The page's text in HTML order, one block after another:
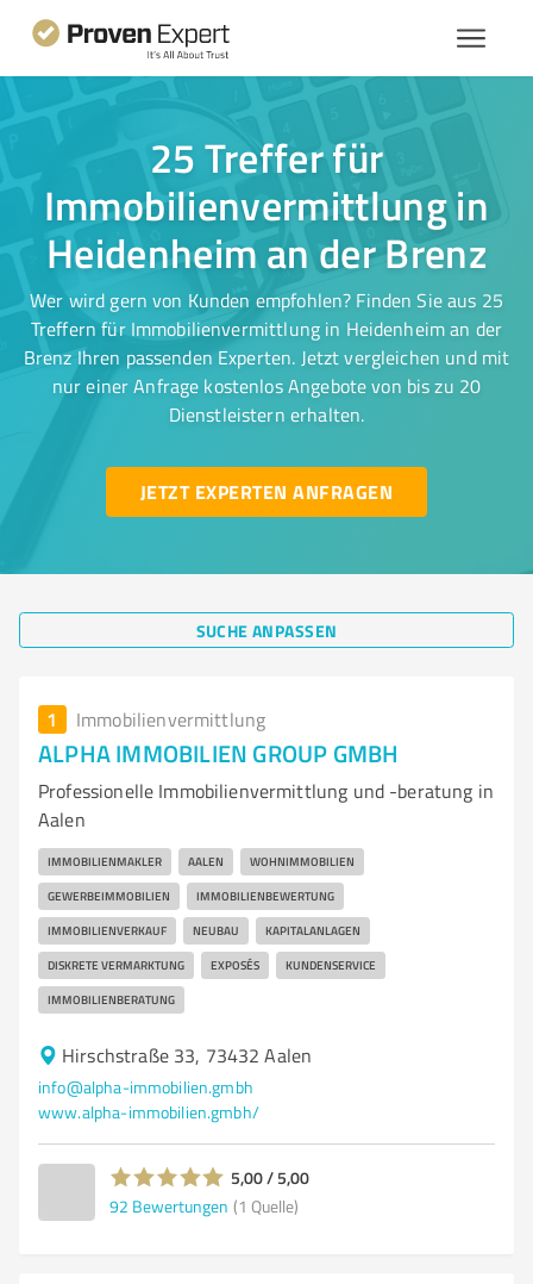
25 Treffer für
Immobilienvermittlung in
Heidenheim an der Brenz
Wer wird gern von Kunden empfohlen? Finden Sie aus 25
Treffern für Immobilienvermittlung in Heidenheim an der
Brenz Ihren passenden Experten. Jetzt vergleichen und mit
nur einer Anfrage kostenlos Angebote von bis zu 20
Dienstleistern erhalten.
JETZT EXPERTEN ANFRAGEN
SUCHE ANPASSEN
1 Immobilienvermittlung
ALPHA IMMOBILIEN GROUP GMBH
Professionelle Immobilienvermittlung und -beratung in
Aalen
IMMOBILIENMAKLER AALEN WOHNIMMOBILIEN
GEWERBEIMMOBILIEN IMMOBILIENBEWERTUNG
IMMOBILIENVERKAUF NEUBAU KAPITALANLAGEN
DISKRETE VERMARKTUNG EXPOSÉS KUNDENSERVICE
IMMOBILIENBERATUNG
Hirschstraße 33, 73432 Aalen
info@alpha-immobilien.gmbh
www.alpha-immobilien.gmbh/
5,00 / 5,00
92 Bewertungen (1 Quelle)